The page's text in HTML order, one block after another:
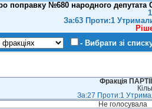
поправку №680 народного
За:63 Проти:1
- Вибрати зі
Фракція
За:27 Проти:1
Не голосувала